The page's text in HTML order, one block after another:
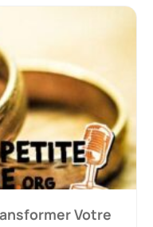
Votre